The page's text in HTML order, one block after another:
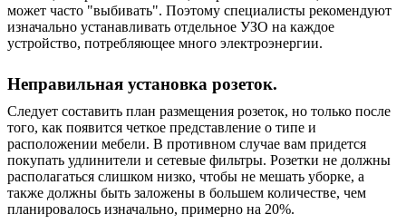
может часто "выбивать". Поэтому специалисты рекомендуют
изначально устанавливать отдельное УЗО на каждое
устройство, потребляющее много электроэнергии.
Неправильная установка розеток.
Следует составить план размещения розеток, но только после
того, как появится четкое представление о типе и
расположении мебели. В противном случае вам придется
покупать удлинители и сетевые фильтры. Розетки не должны
располагаться слишком низко, чтобы не мешать уборке, а
также должны быть заложены в большем количестве, чем
планировалось изначально, примерно на 20%.